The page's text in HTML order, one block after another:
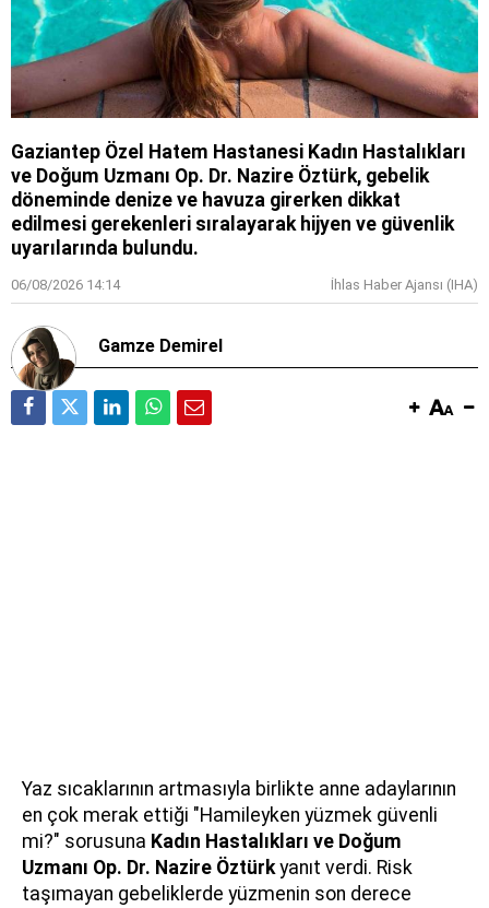
Gaziantep Özel Hatem Hastanesi Kadın Hastalıkları
ve Doğum Uzmanı Op. Dr. Nazire Öztürk, gebelik
döneminde denize ve havuza girerken dikkat
edilmesi gerekenleri sıralayarak hijyen ve güvenlik
uyarılarında bulundu.
06/08/2026 14:14 İhlas Haber Ajansı (IHA)
Gamze Demirel
Yaz sıcaklarının artmasıyla birlikte anne adaylarının
en çok merak ettiği "Hamileyken yüzmek güvenli
mi?" sorusuna Kadın Hastalıkları ve Doğum
Uzmanı Op. Dr. Nazire Öztürkyanıt verdi. Risk
taşımayan gebeliklerde yüzmenin son derece